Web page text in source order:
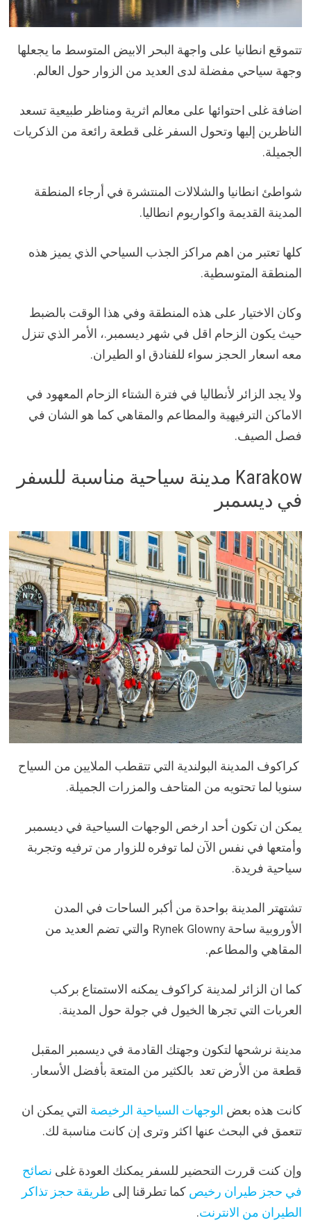
تتموقع انطانيا على واجهة البحر الابيض المتوسط ما يجعلها
وجهة سياحي مفضلة لدى العديد من الزوار حول العالم.
اضافة غلى احتوائها على معالم اثرية ومناظر طبيعية تسعد
الناظرين إليها وتحول السفر غلى قطعة رائعة من الذكريات
الجميلة.
شواطئ انطانيا والشلالات المنتشرة في أرجاء المنطقة
المدينة القديمة واكواريوم انطاليا.
كلها تعتبر من اهم مراكز الجذب السياحي الذي يميز هذه
المنطقة المتوسطية.
وكان الاختيار على هذه المنطقة وفي هذا الوقت بالضبط
حيث يكون الزحام اقل في شهر ديسمبر.، الأمر الذي تنزل
معه اسعار الحجز سواء للفنادق او الطيران.
ولا يجد الزائر لأنطاليا في فترة الشتاء الزحام المعهود في
الاماكن الترفيهية والمطاعم والمقاهي كما هو الشان في
فصل الصيف.
Karakow مدينة سياحية مناسبة للسفر
في ديسمبر
كراكوف المدينة البولندية التي تتقطب الملايين من السياح
سنويا لما تحتويه من المتاحف والمزرات الجميلة.
يمكن ان تكون أحد ارخص الوجهات السياحية في ديسمبر
وأمتعها في نفس الآن لما توفره للزوار من ترفيه وتجربة
سياحية فريدة.
تشتهتر المدينة بواحدة من أكبر الساحات في المدن
الأوروبية ساحة Rynek Glowny والتي تضم العديد من
المقاهي والمطاعم.
كما ان الزائر لمدينة كراكوف يمكنه الاستمتاع بركب
العربات التي تجرها الخيول في جولة حول المدينة.
مدينة نرشحها لتكون وجهتك القادمة في ديسمبر المقبل
قطعة من الأرض تعد بالكثير من المتعة بأفضل الأسعار.
كانت هذه بعض الوجهات السياحية الرخيصة التي يمكن ان
تتعمق في البحث عنها اكثر وترى إن كانت مناسبة لك.
وإن كنت قررت التحضير للسفر يمكنك العودة غلى نصائح
في حجز طيران رخيص كما تطرقنا إلى طريقة حجز تذاكر
الطيران من الانترنت.